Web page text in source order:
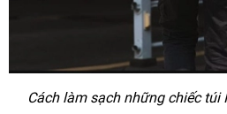
Cách làm sạch những chiếc túi